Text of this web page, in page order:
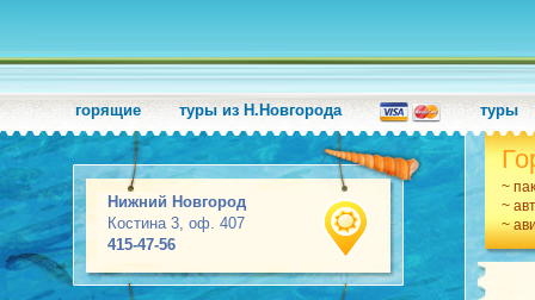
горящие туры из Н.Новгорода туры
Нижний Новгород
Костина 3, оф. 407
415-47-56
~
~
~